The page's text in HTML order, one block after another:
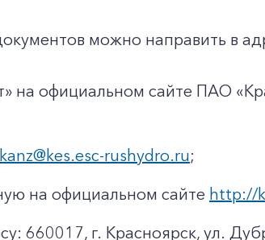
можно направить в
на официальном сайте ПАО
kanz@kes.esc-rushydro.ru;
на официальном сайте http://
660017, г. Красноярск, ул.